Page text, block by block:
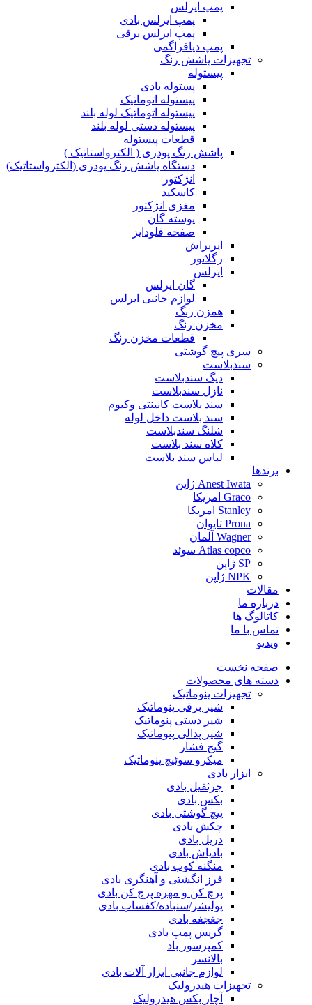
پمپ ایرلس
پمپ ایرلس بادی
پمپ ایرلس برقی
پمپ دیافراگمی
تجهیزات پاشش رنگ
پیستوله
پستوله بادی
پیستوله اتوماتیک
پیستوله اتوماتیک لوله بلند
پیستوله دستی لوله بلند
قطعات پیستوله
پاشش رنگ پودری ( الکترواستاتیک )
دستگاه پاشش رنگ پودری (الکترواستاتیک)
انژکتور
کاسکید
مغزی انژکتور
پوسته گان
صفحه فلودایز
ایربراش
رگلاتور
ایرلس
گان ایرلس
لوازم جانبی ایرلس
همزن رنگ
مخزن رنگ
قطعات مخزن رنگ
سری پیچ گوشتی
سندبلاست
دیگ سندبلاست
نازل سندبلاست
سند بلاست کابینتی وکیوم
سند بلاست داخل لوله
شلنگ سندبلاست
کلاه سند بلاست
لباس سند بلاست
برندها
Anest Iwata ژاپن
Graco امریکا
Stanley امریکا
Prona تایوان
Wagner آلمان
Atlas copco سوئد
SP ژاپن
NPK ژاپن
مقالات
درباره ما
کاتالوگ ها
تماس با ما
ویدیو
صفحه نخست
دسته های محصولات
تجهیزات پنوماتیک
شیر برقی پنوماتیک
شیر دستی پنوماتیک
شیر پدالی پنوماتیک
گیج فشار
میکرو سوئیچ پنوماتیک
ابزار بادی
جرثقیل بادی
بکس بادی
پیچ گوشتی بادی
چکش بادی
دریل بادی
بادپاش بادی
منگنه کوب بادی
فرز انگشتی و آهنگری بادی
پرچ کن و مهره پرچ کن بادی
پولیشر/سنباده/کفساب بادی
جغجغه بادی
گریس پمپ بادی
کمپرسور باد
بالانسر
لوازم جانبی ابزار آلات بادی
تجهیزات هیدرولیک
آچار بکس هیدرولیک